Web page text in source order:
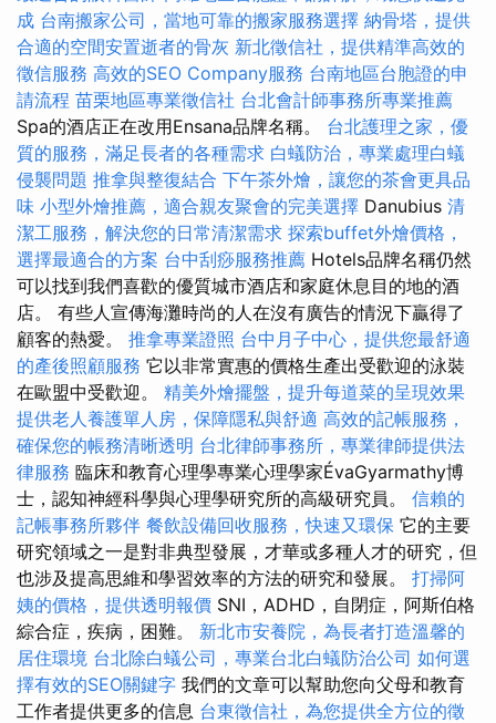
成 台南搬家公司，當地可靠的搬家服務選擇 納骨塔，提供
合適的空間安置逝者的骨灰 新北徵信社，提供精準高效的
徵信服務 高效的SEO Company服務 台南地區台胞證的申
請流程 苗栗地區專業徵信社 台北會計師事務所專業推薦
Spa的酒店正在改用Ensana品牌名稱。 台北護理之家，優
質的服務，滿足長者的各種需求 白蟻防治，專業處理白蟻
侵襲問題 推拿與整復結合 下午茶外燴，讓您的茶會更具品
味 小型外燴推薦，適合親友聚會的完美選擇 Danubius 清
潔工服務，解決您的日常清潔需求 探索buffet外燴價格，
選擇最適合的方案 台中刮痧服務推薦 Hotels品牌名稱仍然
可以找到我們喜歡的優質城市酒店和家庭休息目的地的酒
店。 有些人宣傳海灘時尚的人在沒有廣告的情況下贏得了
顧客的熱愛。 推拿專業證照 台中月子中心，提供您最舒適
的產後照顧服務 它以非常實惠的價格生產出受歡迎的泳裝
在歐盟中受歡迎。 精美外燴擺盤，提升每道菜的呈現效果
提供老人養護單人房，保障隱私與舒適 高效的記帳服務，
確保您的帳務清晰透明 台北律師事務所，專業律師提供法
律服務 臨床和教育心理學專業心理學家ÉvaGyarmathy博
士，認知神經科學與心理學研究所的高級研究員。 信賴的
記帳事務所夥伴 餐飲設備回收服務，快速又環保 它的主要
研究領域之一是對非典型發展，才華或多種人才的研究，但
也涉及提高思維和學習效率的方法的研究和發展。 打掃阿
姨的價格，提供透明報價 SNI，ADHD，自閉症，阿斯伯格
綜合症，疾病，困難。 新北市安養院，為長者打造溫馨的
居住環境 台北除白蟻公司，專業台北白蟻防治公司 如何選
擇有效的SEO關鍵字 我們的文章可以幫助您向父母和教育
工作者提供更多的信息 台東徵信社，為您提供全方位的徵